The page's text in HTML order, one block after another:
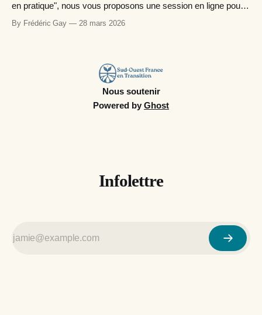
en pratique", nous vous proposons une session en ligne pour
des collectifs composés essentiellement de bénévoles.
By Frédéric Gay 28 mars 2026
Nous soutenir
Powered by Ghost
Infolettre